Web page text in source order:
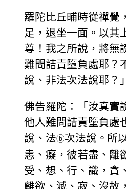
羅陀比丘晡時從禪覺
足，退坐一面。以其
尊！我之所說，將無
難問詰責墮負處耶？
說、非法次法說耶？」
佛告羅陀：「汝真實
他人難問詰責墮負處
說、法ⓑ次法說。所
恚、癡，彼若盡、離
受、想、行、識，貪
離欲、滅、寂、沒故